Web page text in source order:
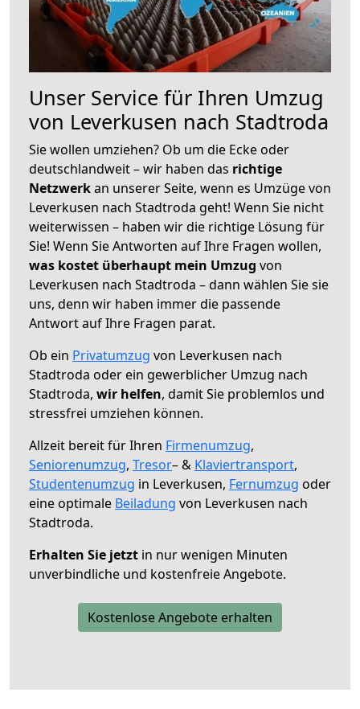
Unser Service für Ihren Umzug
von Leverkusen nach Stadtroda
Sie wollen umziehen? Ob um die Ecke oder
deutschlandweit – wir haben das richtige
Netzwerkan unserer Seite, wenn es Umzüge von
Leverkusen nach Stadtroda geht! Wenn Sie nicht
weiterwissen – haben wir die richtige Lösung für
Sie! Wenn Sie Antworten auf Ihre Fragen wollen,
was kostet überhaupt mein Umzug von
Leverkusen nach Stadtroda – dann wählen Sie sie
uns, denn wir haben immer die passende
Antwort auf Ihre Fragen parat.
Ob ein Privatumzug von Leverkusen nach
Stadtroda oder ein gewerblicher Umzug nach
Stadtroda, wir helfen, damit Sie problemlos und
stressfrei umziehen können.
Allzeit bereit für Ihren Firmenumzug,
Seniorenumzug, Tresor– & Klaviertransport,
Studentenumzug in Leverkusen, Fernumzug oder
eine optimale Beiladung von Leverkusen nach
Stadtroda.
Erhalten Sie jetzt in nur wenigen Minuten
unverbindliche und kostenfreie Angebote.
Kostenlose Angebote erhalten